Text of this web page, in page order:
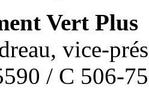
Vert Plus
vice-
/ C 506-